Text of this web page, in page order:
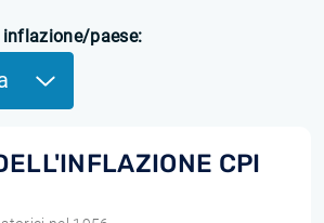
paese:
CPI